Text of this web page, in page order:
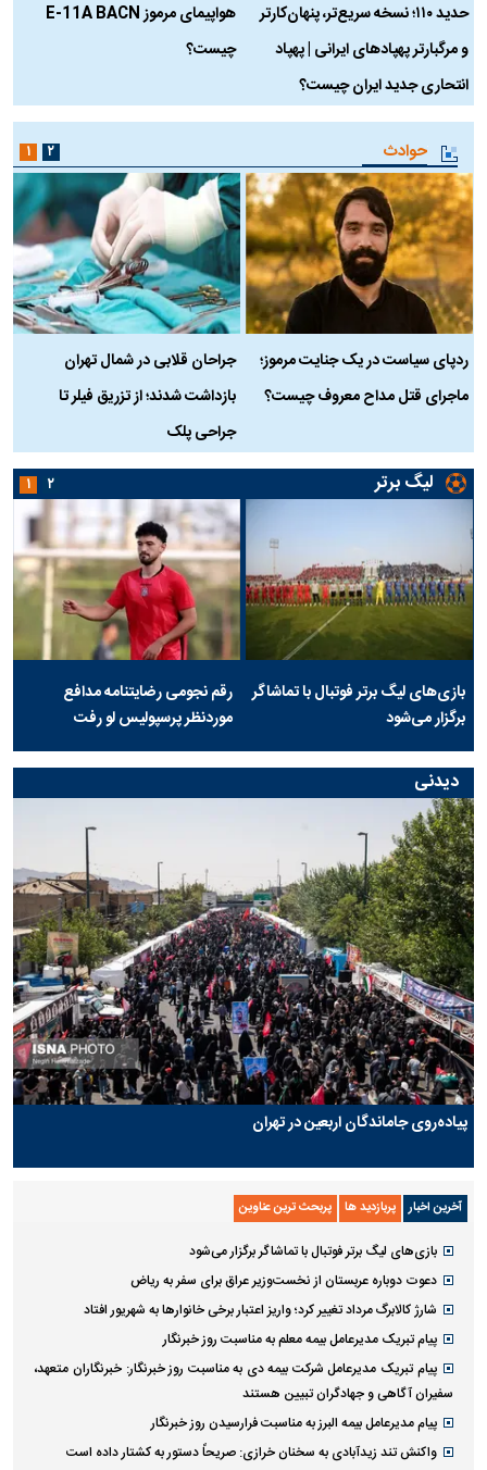
حدید ۱۱۰؛ نسخه سریع‌تر، پنهان‌کارتر
و مرگبارتر پهپادهای ایرانی | پهپاد
انتحاری جدید ایران چیست؟
هواپیمای مرموز E-11A BACN
چیست؟
حوادث
ردپای سیاست در یک جنایت مرموز؛
ماجرای قتل مداح معروف چیست؟
جراحان قلابی در شمال تهران
بازداشت شدند؛ از تزریق فیلر تا
جراحی پلک
۱ ۲
لیگ برتر
بازی‌های لیگ برتر فوتبال با تماشاگر
برگزار می‌شود
رقم نجومی رضایتنامه مدافع
موردنظر پرسپولیس لو رفت
۱ ۲
دیدنی
پیاده‌روی جاماندگان اربعین در تهران
آخرین اخبار پربازدید ها پربحث ترین عناوین
بازی‌های لیگ برتر فوتبال با تماشاگر برگزار می‌شود
دعوت دوباره عربستان از نخست‌وزیر عراق برای سفر به ریاض
شارژ کالابرگ مرداد تغییر کرد؛ واریز اعتبار برخی خانوار‌ها به شهریور افتاد
پیام تبریک مدیرعامل بیمه معلم به مناسبت روز خبرنگار
پیام تبریک مدیرعامل شرکت بیمه دی به مناسبت روز خبرنگار: خبرنگاران متعهد،
سفیران آگاهی و جهادگران تبیین هستند
پیام مدیرعامل بیمه البرز به مناسبت فرارسیدن روز خبرنگار
واکنش تند زیدآبادی به سخنان خرازی: صریحاً دستور به کشتار داده است